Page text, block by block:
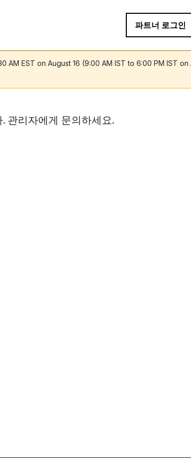
파트너 로그인
AM EST on August 16 (9:00 AM IST to 6:00 PM IST
관리자에게 문의하세요.